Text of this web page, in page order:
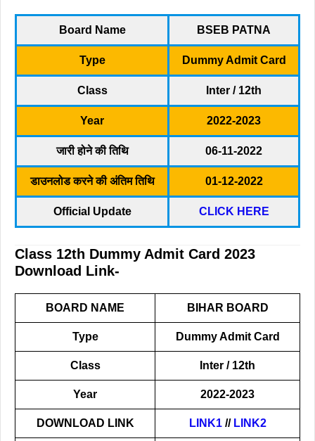
Board Name BSEB PATNA
Type Dummy Admit Card
Class Inter / 12th
Year 2022-2023
जारी होने की तिथि 06-11-2022
डाउनलोड करने की अंतिम तिथि 01-12-2022
Official Update CLICK HERE
Class 12th Dummy Admit Card 2023
Download Link-
BOARD NAME BIHAR BOARD
Type Dummy Admit Card
Class Inter / 12th
Year 2022-2023
DOWNLOAD LINK LINK1//LINK2